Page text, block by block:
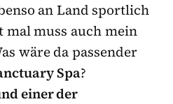
an Land sportlich
mal muss auch mein
wäre da passender
Spa?
einer der